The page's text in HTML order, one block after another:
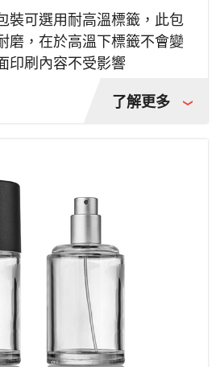
裝可選用耐高溫標籤，此包
磨，在於高溫下標籤不會變
印刷內容不受影響
了解更多